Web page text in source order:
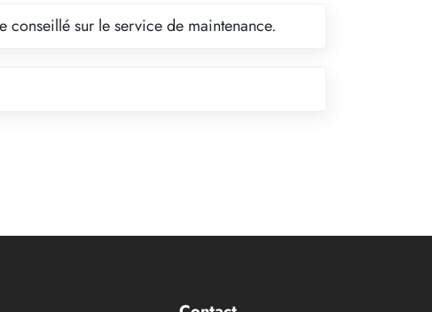
conseillé sur le service de maintenance.